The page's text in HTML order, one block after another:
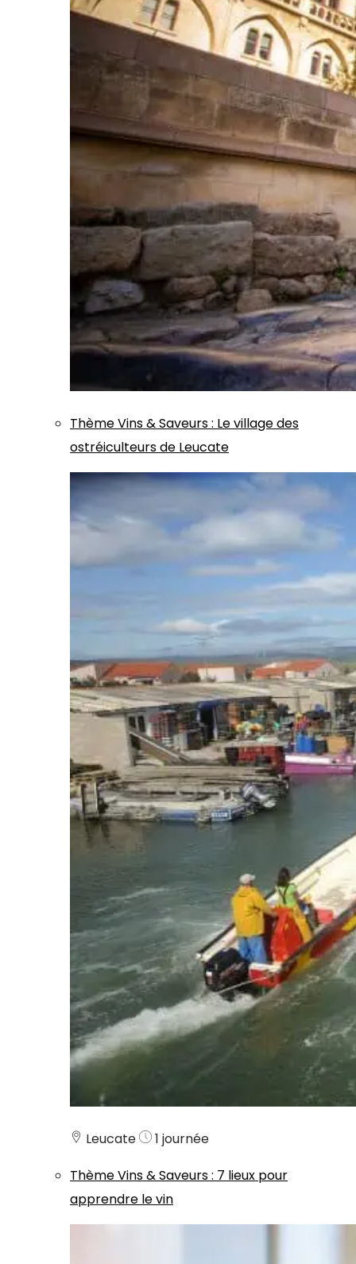
ThèmeVins & Saveurs: Le village des
ostréiculteurs de Leucate
Leucate
1 journée
ThèmeVins & Saveurs: 7 lieux pour
apprendre le vin